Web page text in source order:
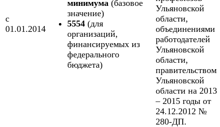
с
01.01.2014
минимума (базовое
значение)
5554 (для
организаций,
финансируемых из
федерального
бюджета)
Ульяновской
области,
объединениями
работодателей
Ульяновской
области,
правительством
Ульяновской
области на 2013
– 2015 годы от
24.12.2012 №
280-ДП.